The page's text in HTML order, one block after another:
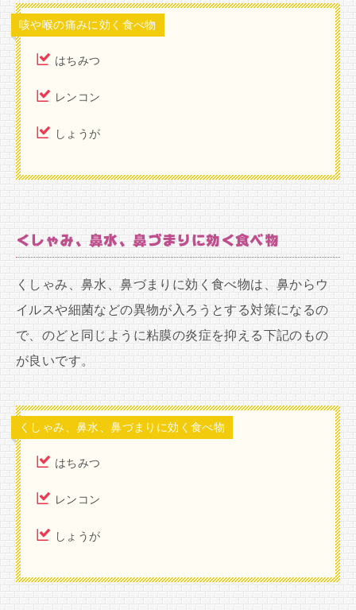
咳や喉の痛みに効く食べ物
はちみつ
レンコン
しょうが
くしゃみ、鼻水、鼻づまりに効く食べ物
くしゃみ、鼻水、鼻づまりに効く食べ物は、鼻からウ
イルスや細菌などの異物が入ろうとする対策になるの
で、のどと同じように粘膜の炎症を抑える下記のもの
が良いです。
くしゃみ、鼻水、鼻づまりに効く食べ物
はちみつ
レンコン
しょうが